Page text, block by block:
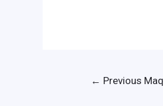
← Previous